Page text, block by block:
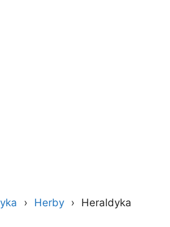
Herby
Heraldyka